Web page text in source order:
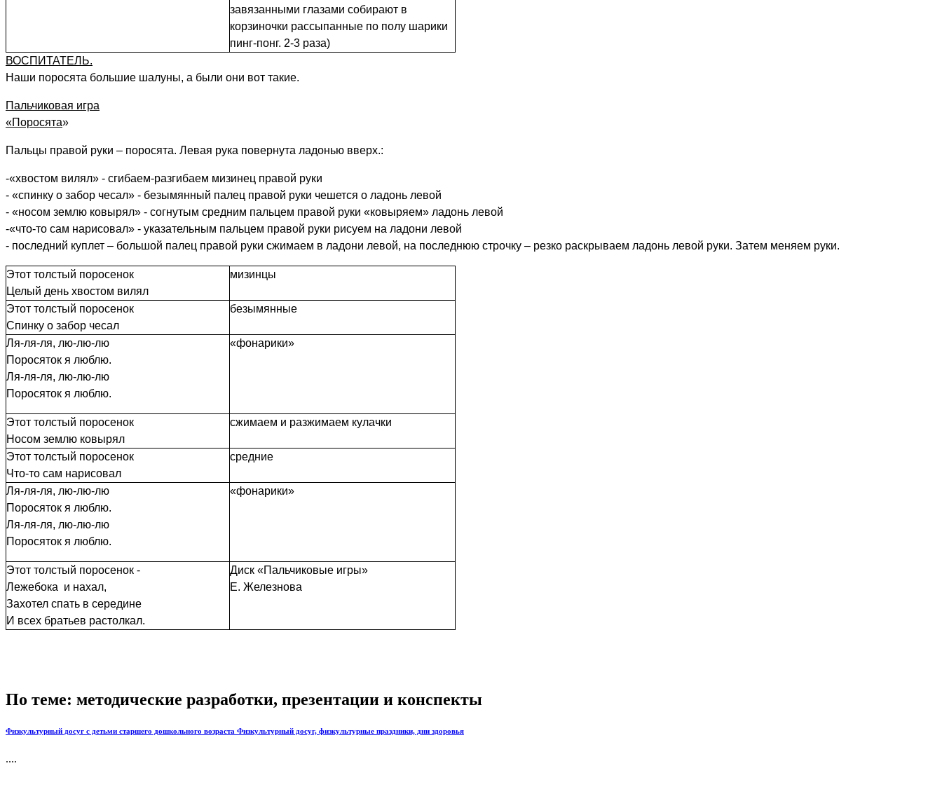
завязанными глазами собирают в
корзиночки рассыпанные по полу шарики
пинг-понг. 2-3 раза)
ВОСПИТАТЕЛЬ.
Наши поросята большие шалуны, а были они вот такие.
Пальчиковая игра
«Поросята»
Пальцы правой руки – поросята. Левая рука повернута ладонью вверх.:
-«хвостом вилял» - сгибаем-разгибаем мизинец правой руки
- «спинку о забор чесал» - безымянный палец правой руки чешется о ладонь левой
- «носом землю ковырял» - согнутым средним пальцем правой руки «ковыряем» ладонь левой
-«что-то сам нарисовал» - указательным пальцем правой руки рисуем на ладони левой
- последний куплет – большой палец правой руки сжимаем в ладони левой, на последнюю строчку – резко раскрываем ладонь левой руки. Затем меняем руки.
Этот толстый поросенок
Целый день хвостом вилял
мизинцы
Этот толстый поросенок
Спинку о забор чесал
безымянные
Ля-ля-ля, лю-лю-лю
Поросяток я люблю.
Ля-ля-ля, лю-лю-лю
Поросяток я люблю.
«фонарики»
Этот толстый поросенок
Носом землю ковырял
сжимаем и разжимаем кулачки
Этот толстый поросенок
Что-то сам нарисовал
средние
Ля-ля-ля, лю-лю-лю
Поросяток я люблю.
Ля-ля-ля, лю-лю-лю
Поросяток я люблю.
«фонарики»
Этот толстый поросенок -
Лежебока и нахал,
Захотел спать в середине
И всех братьев растолкал.
Диск «Пальчиковые игры»
Е. Железнова
По теме: методические разработки, презентации и конспекты
Физкультурный досуг с детьми старшего дошкольного возраста Физкультурный досуг, физкультурные праздники, дни здоровья
....